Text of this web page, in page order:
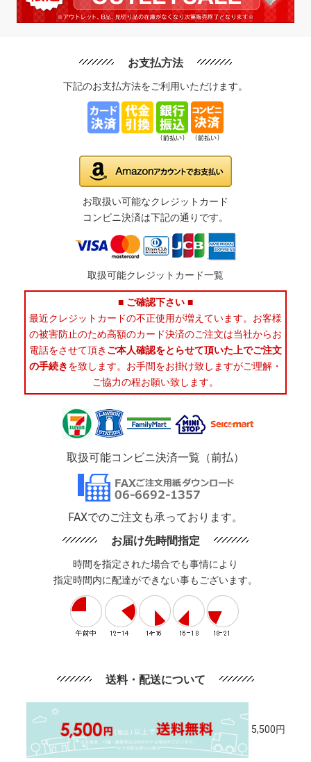
お支払方法
下記のお支払方法をご利用いただけます。
お取扱い可能なクレジットカード
コンビニ決済は下記の通りです。
取扱可能クレジットカード一覧
■ ご確認下さい ■
最近クレジットカードの不正使用が増えています。お客様
の被害防止のため高額のカード決済のご注文は当社からお
電話をさせて頂き ご本人確認をとらせて頂いた上でご注文
の手続きを致します。お手間をお掛け致しますがご理解・
ご協力の程お願い致します。
取扱可能コンビニ決済一覧（前払）
FAXでのご注文も承っております。
お届け先時間指定
時間を指定された場合でも事情により
指定時間内に配達ができない事もございます。
送料・配送について
5,500円